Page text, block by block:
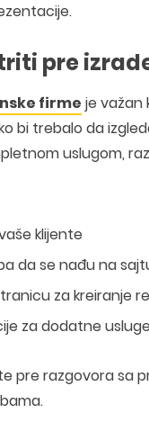
pre
firme je važan
bi trebalo da
uslugom,
klijente
da se nađu na
za kreiranje
za dodatne
pre razgovora sa